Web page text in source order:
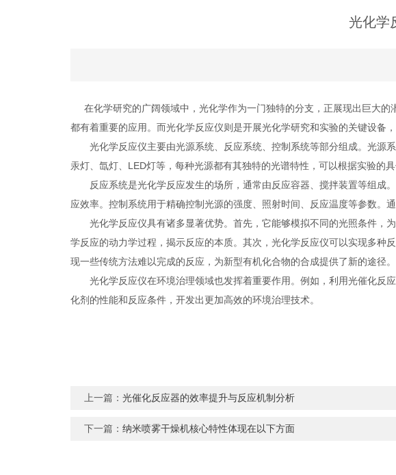
光化学
在化学研究的广阔领域中，光化学作为一门独特的分支，正展现出巨大的
都有着重要的应用。而光化学反应仪则是开展光化学研究和实验的关键设备
光化学反应仪主要由光源系统、反应系统、控制系统等部分组成。光源
汞灯、氙灯、LED灯等，每种光源都有其独特的光谱特性，可以根据实验的具
反应系统是光化学反应发生的场所，通常由反应容器、搅拌装置等组成
应效率。控制系统用于精确控制光源的强度、照射时间、反应温度等参数。
光化学反应仪具有诸多显著优势。首先，它能够模拟不同的光照条件，
学反应的动力学过程，揭示反应的本质。其次，光化学反应仪可以实现多种
现一些传统方法难以完成的反应，为新型有机化合物的合成提供了新的途径。
光化学反应仪在环境治理领域也发挥着重要作用。例如，利用光催化反
化剂的性能和反应条件，开发出更加高效的环境治理技术。
上一篇：光催化反应器的效率提升与反应机制分析
下一篇：纳米喷雾干燥机核心特性体现在以下方面